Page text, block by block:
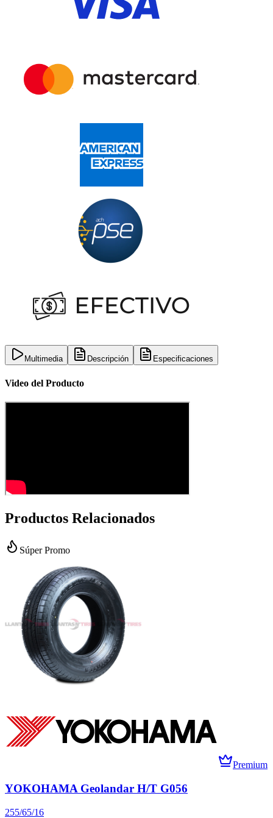
Multimedia Descripción Especificaciones
Video del Producto
Productos Relacionados
Súper Promo
Premium
YOKOHAMA Geolandar H/T G056
255/65/16